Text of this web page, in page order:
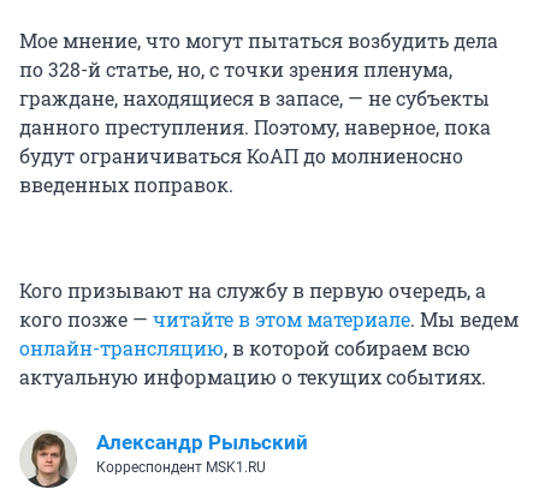
Мое мнение, что могут пытаться возбудить дела
по 328-й статье, но, с точки зрения пленума,
граждане, находящиеся в запасе, — не субъекты
данного преступления. Поэтому, наверное, пока
будут ограничиваться КоАП до молниеносно
введенных поправок.
Кого призывают на службу в первую очередь, а
кого позже — читайте в этом материале. Мы ведем
онлайн-трансляцию, в которой собираем всю
актуальную информацию о текущих событиях.
Александр Рыльский
Корреспондент MSK1.RU